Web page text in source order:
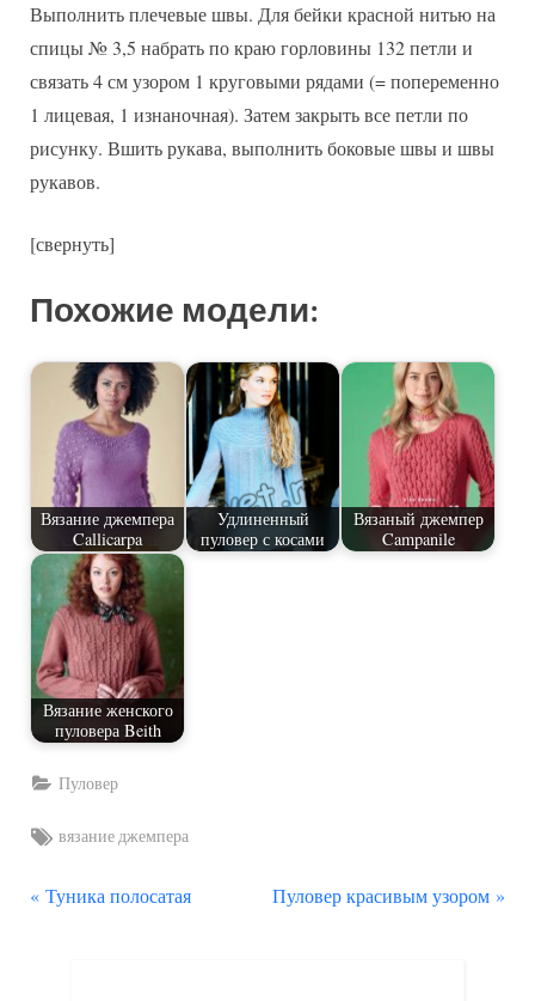
Выполнить плечевые швы. Для бейки красной нитью на
спицы № 3,5 набрать по краю горловины 132 петли и
связать 4 см узором 1 круговыми рядами (= попеременно
1 лицевая, 1 изнаночная). Затем закрыть все петли по
рисунку. Вшить рукава, выполнить боковые швы и швы
рукавов.
[свернуть]
Похожие модели:
Вязание джемпера
Callicarpa
Удлиненный
пуловер с косами
Вязаный джемпер
Campanile
Вязание женского
пуловера Beith
Пуловер
Tags:
вязание джемпера
Навигация
П
Туника полосатая
С
Пуловер красивым узором